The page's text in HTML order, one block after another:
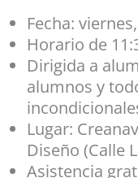
Fecha:
Horario de
Dirigida a
alumnos y
Lugar:
Diseño (Calle
Asistencia